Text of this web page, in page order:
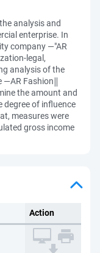
analysis and
enterprise. In
company ―"AR
legal,
analysis of the
Fashion‖
the amount and
degree of influence
measures were
gross income
Action